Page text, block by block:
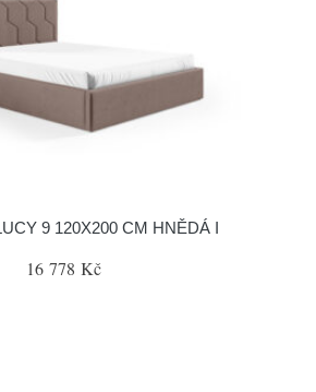
9 120X200 CM HNĚDÁ I
16 778 Kč